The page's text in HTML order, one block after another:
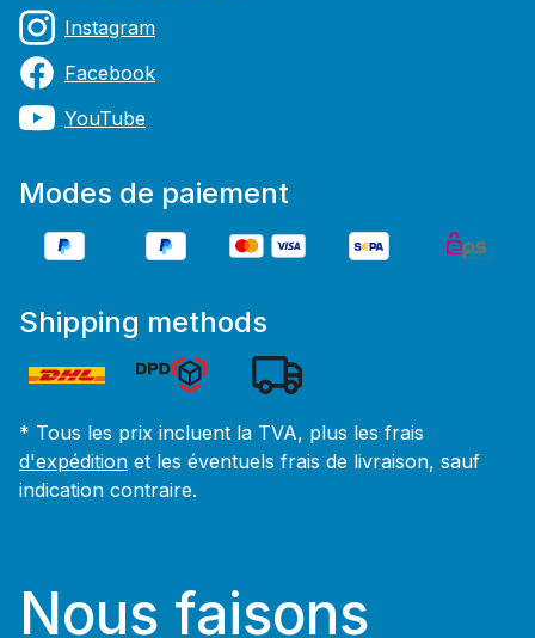
Instagram
Facebook
YouTube
Modes de paiement
Shipping methods
* Tous les prix incluent la TVA, plus les frais
d'expédition et les éventuels frais de livraison, sauf
indication contraire.
Nous faisons